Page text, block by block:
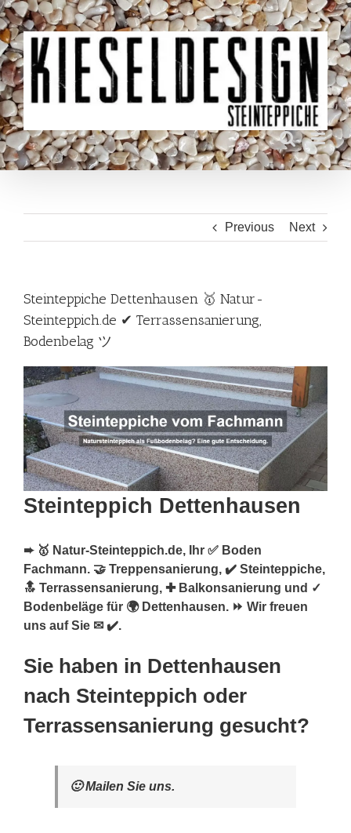
Skip
to
content
Previous Next
Steinteppiche Dettenhausen 🥇 Natur-
Steinteppich.de ✔ Terrassensanierung,
Bodenbelag ツ
Steinteppich Dettenhausen
➨ 🥇 Natur-Steinteppich.de, Ihr ✅ Boden
Fachmann. 🤝 Treppensanierung, ✔️ Steinteppiche,
🔝 Terrassensanierung, ✚ Balkonsanierung und ✓
Bodenbeläge für 🌍 Dettenhausen. ⏩ Wir freuen
uns auf Sie ✉ ✔️.
Sie haben in Dettenhausen
nach Steinteppich oder
Terrassensanierung gesucht?
🙂 Mailen Sie uns.